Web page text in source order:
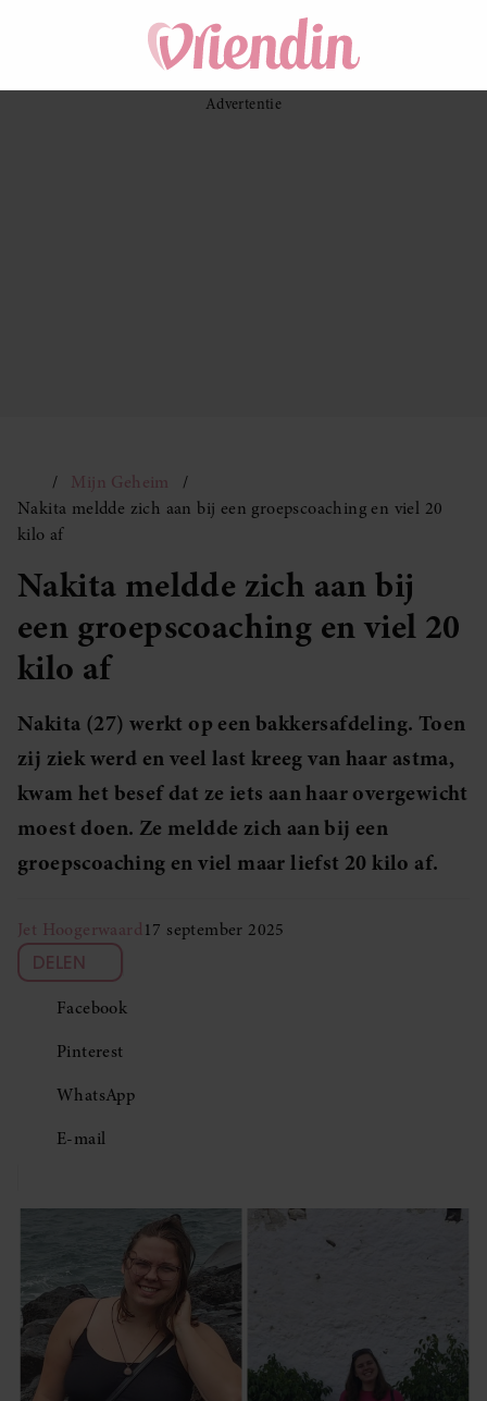
Mijn Geheim
Nakita meldde zich aan bij een groepscoaching en viel 20
kilo af
Nakita meldde zich aan bij
een groepscoaching en viel 20
kilo af
Nakita (27) werkt op een bakkersafdeling. Toen
zij ziek werd en veel last kreeg van haar astma,
kwam het besef dat ze iets aan haar overgewicht
moest doen. Ze meldde zich aan bij een
groepscoaching en viel maar liefst 20 kilo af.
Jet Hoogerwaard17 september 2025
DELEN
Facebook
Pinterest
WhatsApp
E-mail